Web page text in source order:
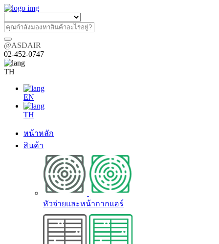
@ASDAIR
02-452-0747
TH
EN
TH
หน้าหลัก
สินค้า
หัวจ่ายและหน้ากากแอร์